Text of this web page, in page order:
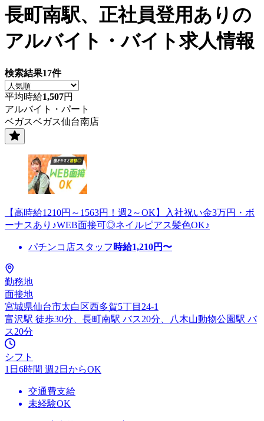
長町南駅、正社員登用あり の
アルバイト・バイト求人情報
検索結果17件
平均時給1,507円
アルバイト・パート
ベガスベガス仙台南店
【高時給1210円～1563円！週2～OK】入社祝い金3万円・ボ
ーナスあり♪WEB面接可◎ネイルピアス髪色OK♪
パチンコ店スタッフ 時給1,210円〜
勤務地
面接地
宮城県仙台市太白区西多賀5丁目24-1
富沢駅 徒歩30分、長町南駅 バス20分、八木山動物公園駅 バ
ス20分
シフト
1日6時間 週2日からOK
交通費支給
未経験OK